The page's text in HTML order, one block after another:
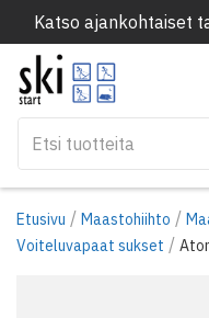
Katso ajankohtaiset
Etusivu / Maastohiihto /
Voiteluvapaat sukset /